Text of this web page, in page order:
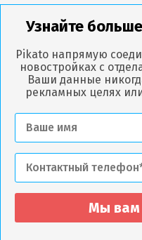
Узнайте
Pikato напрямую
новостройках с
Ваши данные
рекламных целях
Мы вам